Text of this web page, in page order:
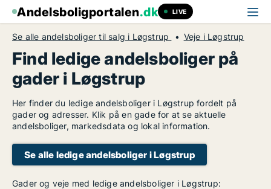
Andelsboligportalen.dk LIVE
Se alle andelsboliger til salg i Løgstrup Veje i Løgstrup
Find ledige andelsboliger på
gader i Løgstrup
Her finder du ledige andelsboliger i Løgstrup fordelt på
gader og adresser. Klik på en gade for at se aktuelle
andelsboliger, markedsdata og lokal information.
Se alle ledige andelsboliger i Løgstrup
Gader og veje med ledige andelsboliger i Løgstrup: